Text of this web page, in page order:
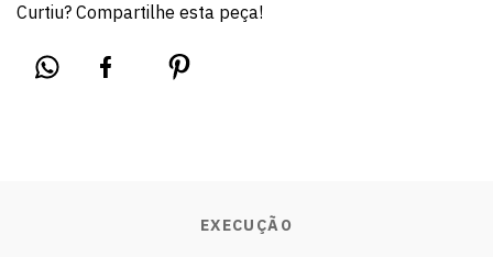
Curtiu? Compartilhe esta peça!
EXECUÇÃO